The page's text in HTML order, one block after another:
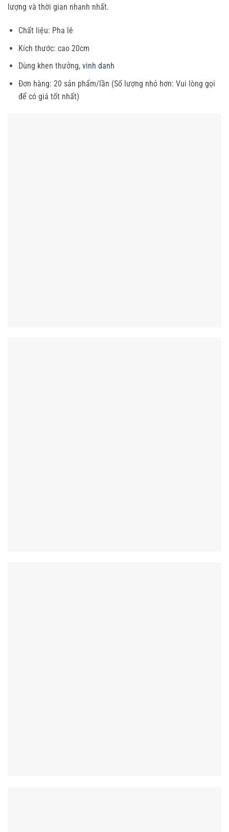
lượng và thời gian nhanh nhất.
Chất liệu: Pha lê
Kích thước: cao 20cm
Dùng khen thưởng, vinh danh
Đơn hàng: 20 sản phẩm/lần (Số lượng nhỏ hơn: Vui lòng gọi
để có giá tốt nhất)